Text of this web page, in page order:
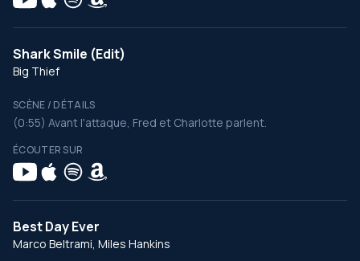
Shark Smile (Edit)
Big Thief
SCÈNE / DÉTAILS
(0:55) Avant l'attaque, Fred et Charlotte parlent.
ÉCOUTER SUR
Best Day Ever
Marco Beltrami, Miles Hankins